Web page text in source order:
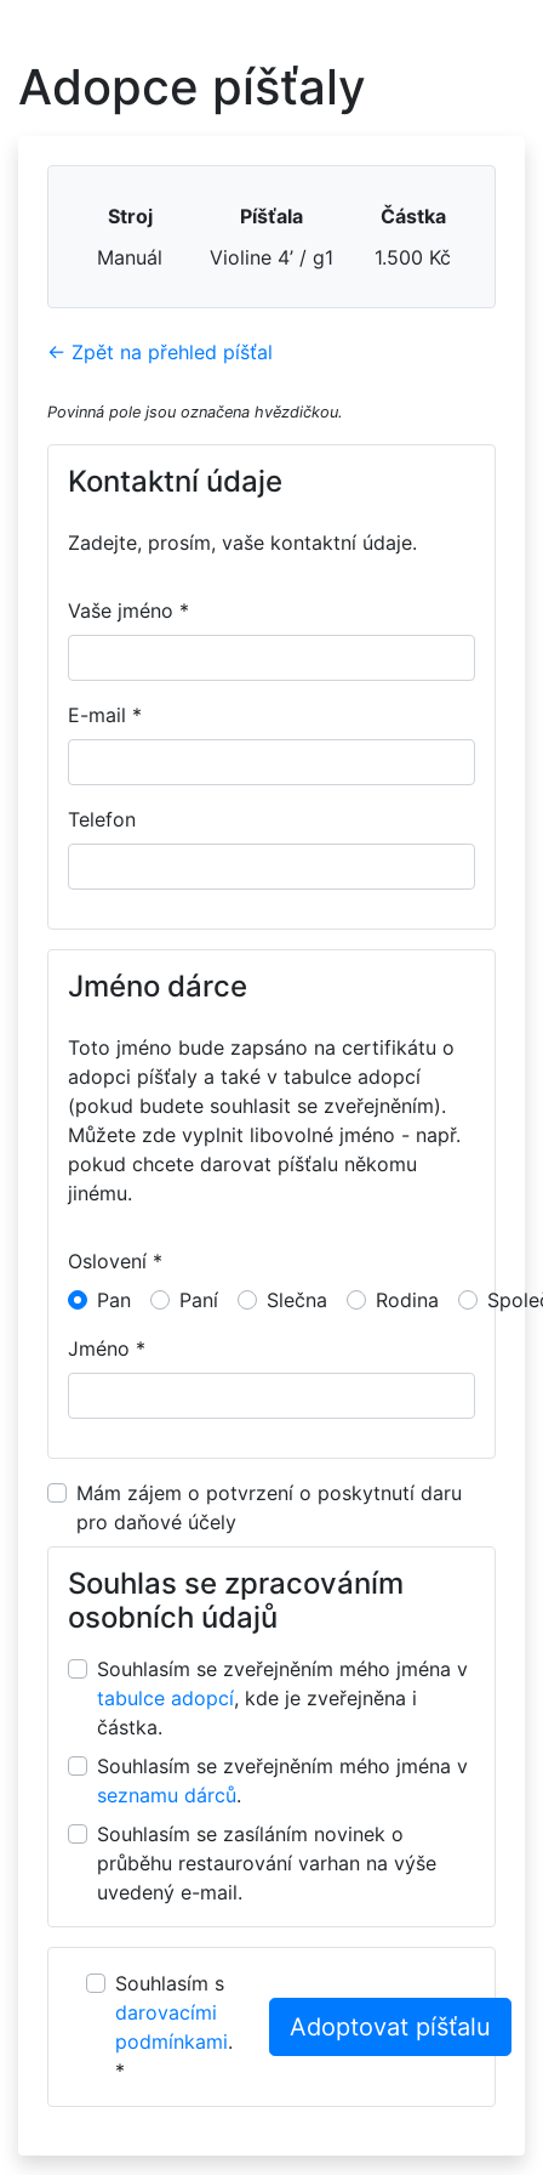
Adopce píšťaly
Stroj Píšťala
Částka
Manuál
Violine 4’ / g1 1.500 Kč
← Zpět na přehled píšťal
Povinná pole jsou označena hvězdičkou.
Kontaktní údaje
Zadejte, prosím, vaše kontaktní údaje.
Vaše jméno *
E-mail *
Telefon
Jméno dárce
Toto jméno bude zapsáno na certifikátu o
adopci píšťaly a také v tabulce adopcí
(pokud budete souhlasit se zveřejněním).
Můžete zde vyplnit libovolné jméno - např.
pokud chcete darovat píšťalu někomu
jinému.
Oslovení *
Pan
Paní Slečna Rodina
Jméno *
Mám zájem o potvrzení o poskytnutí daru
pro daňové účely
Souhlas se zpracováním
osobních údajů
Souhlasím se zveřejněním mého jména v
tabulce adopcí, kde je zveřejněna i
částka.
Souhlasím se zveřejněním mého jména v
seznamu dárců.
Souhlasím se zasíláním novinek o
průběhu restaurování varhan na výše
uvedený e-mail.
Souhlasím s
darovacími
podmínkami.
*